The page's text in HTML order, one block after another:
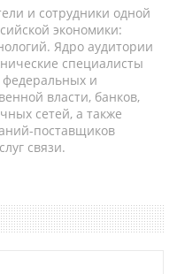
и сотрудники одной
экономики:
Ядро аудитории
специалисты
и
власти, банков,
сетей, а также
поставщиков
связи.